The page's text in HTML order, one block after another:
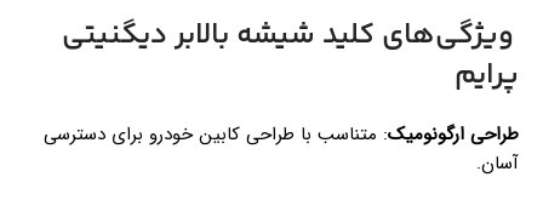
ویژگی‌های کلید شیشه بالابر دیگنیتی
پرایم
طراحی ارگونومیک: متناسب با طراحی کابین خودرو برای دسترسی
آسان.